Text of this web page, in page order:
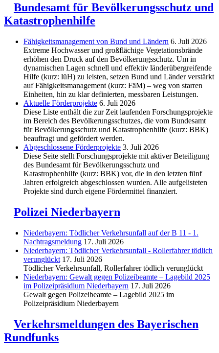
Bundesamt für Bevölkerungsschutz und
Katastrophenhilfe
Fähigkeitsmanagement von Bund und Ländern 6. Juli 2026
Extreme Hochwasser und großflächige Vegetationsbrände
erhöhen den Druck auf den Bevölkerungsschutz. Um in
dynamischen Lagen schnell und effektiv länderübergreifende
Hilfe (kurz: lüH) zu leisten, setzen Bund und Länder verstärkt
auf Fähigkeitsmanagement (kurz: FäM) – weg von starren
Einheiten, hin zu klar definierten, messbaren Leistungen.
Aktuelle Förderprojekte 6. Juli 2026
Diese Liste enthält die zur Zeit laufenden Forschungsprojekte
im Bereich des Be­völkerungs­schutzes, die vom Bundesamt
für Bevölkerungsschutz und Katastrophenhilfe (kurz: BBK)
beauftragt und gefördert werden.
Abgeschlos­sene Förderprojekte 3. Juli 2026
Diese Seite stellt Forschungsprojekte mit aktiver Beteiligung
des Bundesamt für Bevölkerungsschutz und
Katastrophenhilfe (kurz: BBK) vor, die in den letzten fünf
Jahren erfolgreich abgeschlossen wurden. Alle aufgelisteten
Projekte sind durch eigene Fördermittel finanziert.
Polizei Niederbayern
Niederbayern: Tödlicher Verkehrsunfall auf der B 11 - 1.
Nachtragsmeldung 17. Juli 2026
Niederbayern: Tödlicher Verkehrsunfall - Rollerfahrer tödlich
verunglückt 17. Juli 2026
Tödlicher Verkehrsunfall, Rollerfahrer tödlich verunglückt
Niederbayern: Gewalt gegen Polizeibeamte – Lagebild 2025
im Polizeipräsidium Niederbayern 17. Juli 2026
Gewalt gegen Polizeibeamte – Lagebild 2025 im
Polizeipräsidium Niederbayern
Verkehrsmeldungen des Bayerischen
Rundfunks